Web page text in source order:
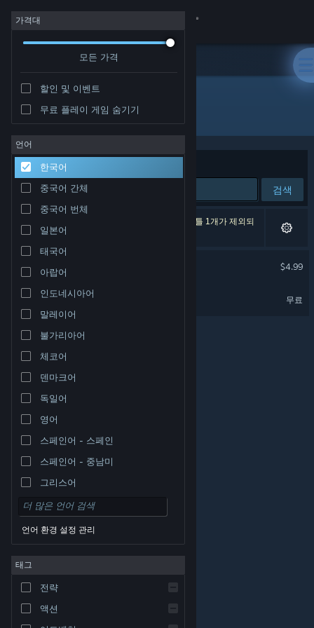
로그인
커뮤니티
정보
지원
언어 변경
Steam 모바일 앱 다운로드
PC 웹사이트 보기
© Valve Corporation. 모든 권리 보유. 모든 상표는 미국
및 기타 국가에서 각각 해당 소유자의 재산입니다.
환불| 쿠키
가격대
모든 가격
할인 및 이벤트
무료 플레이 게임 숨기기
언어
한국어
중국어 간체
중국어 번체
일본어
태국어
아랍어
인도네시아어
말레이어
불가리아어
체코어
덴마크어
독일어
영어
스페인어 - 스페인
스페인어 - 중남미
그리스어
언어 환경 설정 관리
태그
전략
액션
배급사: Blue Technology Sp. z o.o.
정렬 기준 연관성
검색
검색 결과가 2개 있습니다. 환경 설정에 따라 타이틀 1개가 제외되
었습니다.
$4.99
Regenesis Arcade Lite
무료